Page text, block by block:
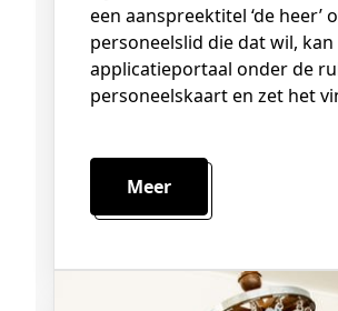
een aanspreektitel ‘de heer’
personeelslid die dat wil,
applicatieportaal onder de
personeelskaart en zet het
Meer